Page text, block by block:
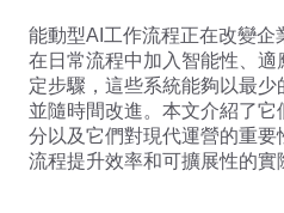
立即編輯
AI虛擬替身與
能動型AI工作流程正在改變企
在日常流程中加入智能性、適
定步驟，這些系統能夠以最
並隨時間改進。本文介紹了
分以及它們對現代運營的重
流程提升效率和可擴展性的實